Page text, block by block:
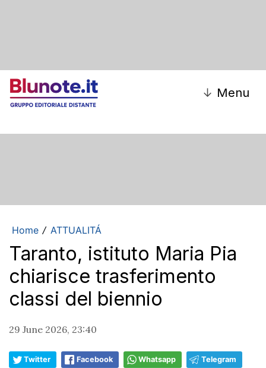
↓ Menu
Home / ATTUALITÁ
Taranto, istituto Maria Pia
chiarisce trasferimento
classi del biennio
29 June 2026, 23:40
Twitter Facebook Whatsapp Telegram